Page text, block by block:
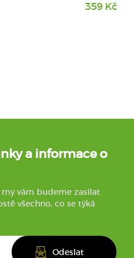
359 Kč
a informace o
vám budeme zasílat
všechno, co se týká